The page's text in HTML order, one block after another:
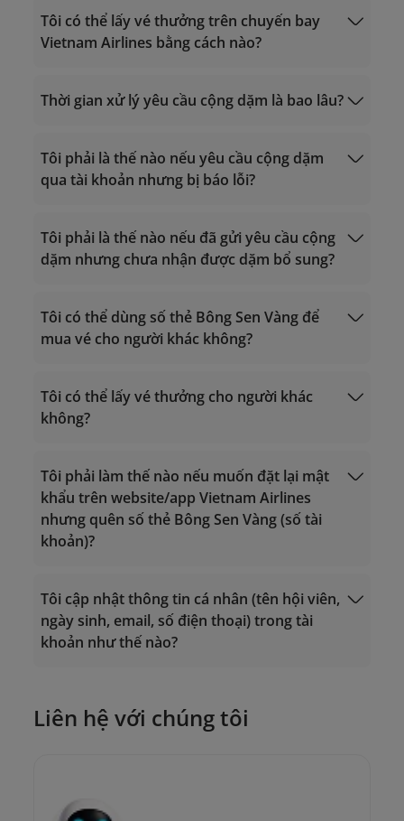
Gọi từ nước ngoài về Việt Nam: +84 24
38320320
Email:
(dành cho hội viên Triệu Dặm, Bạch
Kim, Vàng)
(dành cho hội viên Titan, Bạc, Đăng ký)
Mua dặm
nâng hạng thẻ từ đối tác
Phiên ngang hạng thẻ
Tính dặm bay
Tôi có thể lấy vé thưởng trên chuyến bay
Vietnam Airlines bằng cách nào?
khác
cho hội viên Triệu Dặm, Bạch Kim, Vàng):
trong vòng 2 ngày làm việc tính từ ngày
cho hội viên Titan, Bạc, Đăng ký): trong
vòng 3 ngày làm việc tính từ ngày bay.
Tìm hiểu thêm
Thời gian xử lý yêu cầu cộng dặm là bao lâu?
Tôi phải là thế nào nếu yêu cầu cộng dặm
qua tài khoản nhưng bị báo lỗi?
Giờ hoạt động 24/7
Gọi trong lãnh thổ Việt Nam: 1900 1800
Gọi từ nước ngoài về Việt Nam: +84 24
Email:
vip.lotusmiles@vietnamairlines.com
(dành cho hội viên Triệu Dặm, Bạch
Kim, Vàng);
ký);
2. Liên hệchi nhánh của Vietnam Airlines
được hướng dẫn trực tiếp.
Tôi phải là thế nào nếu đã gửi yêu cầu cộng
dặm nhưng chưa nhận được dặm bổ sung?
Gọi trong lãnh thổ Việt Nam: 1900 1800
Gọi từ nước ngoài về Việt Nam: +84 24
vip.lotusmiles@vietnamairlines.com
(dành cho hội viên Triệu Dặm, Bạch
Kim, Vàng);
lotusmiles@vietnamairlines.com
2. Liên hệchi nhánh của Vietnam Airlinesđể
được hướng dẫn trực tiếp.
Tôi có thể dùng số thẻ Bông Sen Vàng để
mua vé cho người khác không?
Tôi có thể lấy vé thưởng cho người khác
không?
Đổi dặm lấy vé
thưởng.
Tôi phải làm thế nào nếu muốn đặt lại mật
khẩu trên website/app Vietnam Airlines
nhưng quên số thẻ Bông Sen Vàng (số tài
khoản)?
Đăng nhập
Tôi cập nhật thông tin cá nhân (tên hội viên,
ngày sinh, email, số điện thoại) trong tài
khoản như thế nào?
Liên hệ với chúng tôi